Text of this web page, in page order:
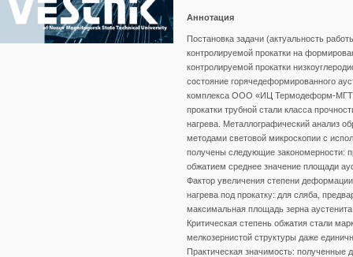
Аннотация
Постановка задачи (актуальность
контролируемой прокатки на
контролируемой прокатки
состояние горячедеформированного
комплекса ООО «ИЦ Термодеформ-
прокатки трубной стали класса
нагрева. Металлографический
методами световой микроскопии с
получены следующие закономерности:
обжатием среднее значение площади
Фактор увеличения степени
нагрева под прокатку: для сляба,
максимальная площадь зерна
Критическая степень обжатия стали
мелкозернистой структуры даже
Практическая значимость: полученные